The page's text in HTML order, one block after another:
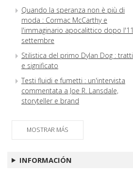
Quando la speranza non è più di
moda : Cormac McCarthy e
l'immaginario apocalittico dopo l'11
settembre
Stilistica del primo Dylan Dog : tratti
e significato
Testi fluidi e fumetti : un'intervista
commentata a Joe R. Lansdale,
storyteller e brand
MOSTRAR MÁS
INFORMACIÓN